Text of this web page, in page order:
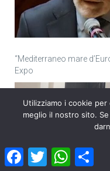
“Mediterraneo mare
Expo
FacebookTwitter WhatsApp
Utilizziamo i cookie
meglio il nostro sito.